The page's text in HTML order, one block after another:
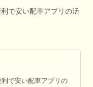
で安い配車アプリの